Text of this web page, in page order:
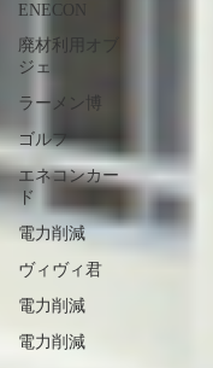
ENECON
廃材利用オブ
ジェ
ラーメン博
ゴルフ
エネコンカー
ド
電力削減
ヴィヴィ君
電力削減
電力削減